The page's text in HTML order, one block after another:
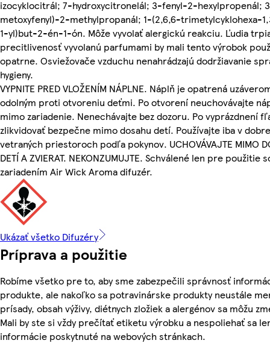
izocyklocitrál; 7-hydroxycitronelál; 3-fenyl-2-hexylpropenál;
metoxyfenyl)-2-methylpropanál; 1-(2,6,6-trimetylcyklohexa-
1-yl)but-2-én-1-ón. Môže vyvolať alergickú reakciu. Ľudia
precitlivenosť vyvolanú parfumami by mali tento výrobok
opatrne. Osviežovače vzduchu nenahrádzajú dodržiavanie
hygieny.
VYPNITE PRED VLOŽENÍM NÁPLNE. Náplň je opatrená
odolným proti otvoreniu deťmi. Po otvorení neuchovávajte
mimo zariadenie. Nenechávajte bez dozoru. Po vyprázdnení
zlikvidovať bezpečne mimo dosahu detí. Používajte iba v dobre
vetraných priestoroch podľa pokynov. UCHOVÁVAJTE MIMO
DETÍ A ZVIERAT. NEKONZUMUJTE. Schválené len pre použitie
zariadením Air Wick Aroma difuzér.
Ukázať všetko Difuzéry
Príprava a použitie
Robíme všetko pre to, aby sme zabezpečili správnosť
produkte, ale nakoľko sa potravinárske produkty neustále
prísady, obsah výživy, diétnych zložiek a alergénov sa môžu
Mali by ste si vždy prečítať etiketu výrobku a nespoliehať sa
informácie poskytnuté na webových stránkach.